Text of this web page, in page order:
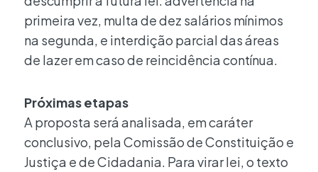
primeira vez, multa de dez salários mínimos
na segunda, e interdição parcial das áreas
de lazer em caso de reincidência contínua.
Próximas etapas
A proposta será analisada, em caráter
conclusivo, pela Comissão de Constituição e
Justiça e de Cidadania. Para virar lei, o texto